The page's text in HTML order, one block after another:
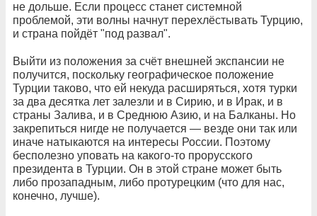
не дольше. Если процесс станет системной
проблемой, эти волны начнут перехлёстывать Турцию,
и страна пойдёт "под развал".
Выйти из положения за счёт внешней экспансии не
получится, поскольку географическое положение
Турции таково, что ей некуда расширяться, хотя турки
за два десятка лет залезли и в Сирию, и в Ирак, и в
страны Залива, и в Среднюю Азию, и на Балканы. Но
закрепиться нигде не получается — везде они так или
иначе натыкаются на интересы России. Поэтому
бесполезно уповать на какого-то прорусского
президента в Турции. Он в этой стране может быть
либо прозападным, либо протурецким (что для нас,
конечно, лучше).